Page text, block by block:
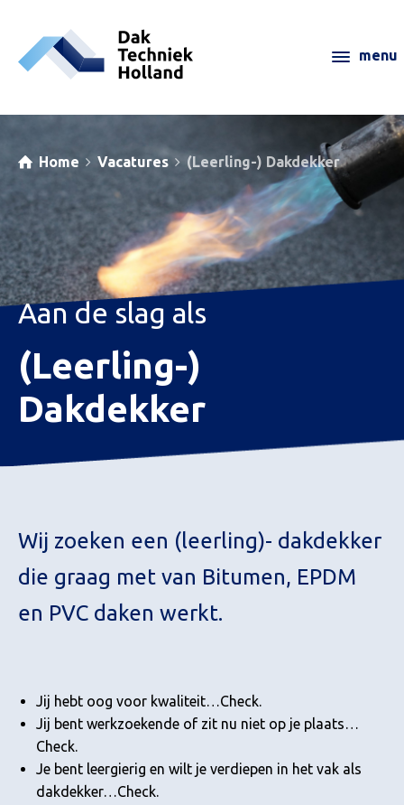
Home Vacatures (Leerling-) Dakdekker
Aan de slag als
(Leerling-)
Dakdekker
Wij zoeken een (leerling)- dakdekker
die graag met van Bitumen, EPDM
en PVC daken werkt.
Jij hebt oog voor kwaliteit…Check.
Jij bent werkzoekende of zit nu niet op je plaats…
Check.
Je bent leergierig en wilt je verdiepen in het vak als
dakdekker…Check.